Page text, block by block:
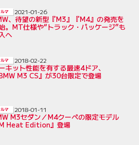
、待望の新型『M3』『M4』の発売を
。MT仕様や“トラック・パッケージ”も
へ
マ 2021-01-26
キット性能を有する最速4ドア、
BMW M3 CS』が30台限定で登場
マ 2018-02-22
M3セダン／M4クーペの限定モデル
M Heat Edition』登場
マ 2018-01-11